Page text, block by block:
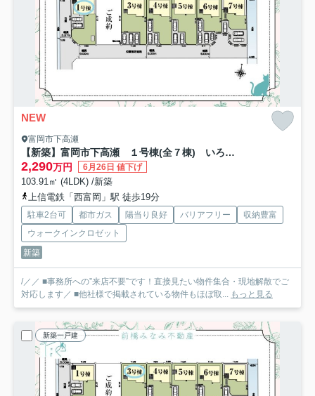
NEW
富岡市下高瀬
【新築】富岡市下高瀬 １号棟(全７棟) いろどりアイタウン 新築建売分譲
2,290万円 6月26日 値下げ
103.91㎡ (4LDK) /新築
上信電鉄「西富岡」駅 徒歩19分
駐車2台可 都市ガス 陽当り良好 バリアフリー
収納豊富
ウォークインクロゼット
新築
/／／ ■事務所への”来店不要”です！直接見たい物件集合・現地解散でご
対応します／ ■他社様で掲載されている物件もほぼ取... もっと見る
新築一戸建